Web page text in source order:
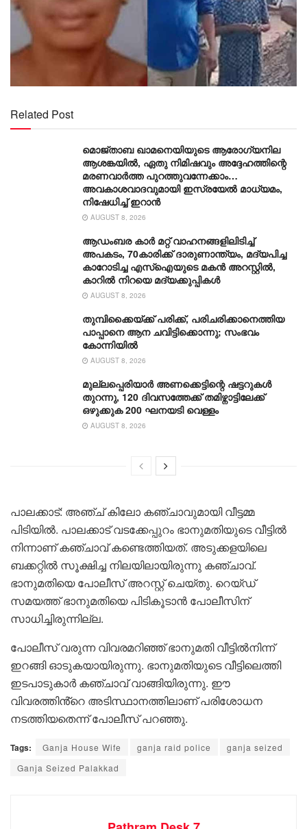
Related Post
മൊജ്താബ ഖാമനെയിയുടെ ആരോ​ഗ്യനില
ആശങ്കയിൽ, ഏതു നിമിഷവും അദ്ദേഹത്തിന്റെ
മരണവാർത്ത പുറത്തുവന്നേക്കാം…
അവകാശവാദവുമായി ഇസ്രയേൽ മാധ്യമം,
നിഷേധിച്ച് ഇറാൻ
AUGUST 8, 2026
ആഡംബര കാര്‍ മറ്റ് വാഹനങ്ങളിലിടിച്ച്
അപകടം, 70കാരിക്ക് ദാരുണാന്ത്യം, മദ്യപിച്ച
കാറോടിച്ച എസ്ഐയുടെ മകന്‍ അറസ്റ്റില്‍,
കാറില്‍ നിറയെ മദ്യക്കുപ്പികള്‍
AUGUST 8, 2026
തുമ്പിക്കൈയ്ക്ക് പരിക്ക്, പരിചരിക്കാനെത്തിയ
പാപ്പാനെ ആന ചവിട്ടിക്കൊന്നു; സംഭവം
കോന്നിയിൽ
AUGUST 8, 2026
മുല്ലപ്പെരിയാർ അണക്കെട്ടിന്റെ ഷട്ടറുകൾ
തുറന്നു, 120 ദിവസത്തേക്ക് തമിഴ്നാ‌ട്ടിലേക്ക്
ഒഴുക്കുക 200 ഘനയടി വെള്ളം
AUGUST 8, 2026
പാലക്കാട്: അഞ്ച് കിലോ കഞ്ചാവുമായി വീട്ടമ്മ
പിടിയിൽ. പാലക്കാട് വടക്കേപ്പുറം ഭാനുമതിയുടെ വീട്ടിൽ
നിന്നാണ് കഞ്ചാവ് കണ്ടെത്തിയത്. അടുക്കളയിലെ
ബക്കറ്റിൽ സൂക്ഷിച്ച നിലയിലായിരുന്നു കഞ്ചാവ്.
ഭാനുമതിയെ പോലീസ് അറസ്റ്റ് ചെയ്തു. റെയ്‌ഡ്
സമയത്ത് ഭാനുമതിയെ പിടികൂടാൻ പോലീസിന്
സാധിച്ചിരുന്നില്ല.
പോലീസ് വരുന്ന വിവരമറിഞ്ഞ് ഭാനുമതി വീട്ടിൽനിന്ന്
ഇറങ്ങി ഓടുകയായിരുന്നു. ഭാനുമതിയുടെ വീട്ടിലെത്തി
ഇടപാടുകാർ കഞ്ചാവ് വാങ്ങിയിരുന്നു. ഈ
വിവരത്തിൻ്റെ അടിസ്ഥാനത്തിലാണ് പരിശോധന
നടത്തിയതെന്ന് പോലീസ് പറഞ്ഞു.
Tags: Ganja House Wife ganja raid police
ganja seized
Ganja Seized Palakkad